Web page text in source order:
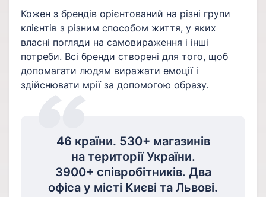
Кожен з брендів орієнтований на різні групи
клієнтів з різним способом життя, у яких
власні погляди на самовираження і інші
потреби. Всі бренди створені для того, щоб
допомагати людям виражати емоції і
здійснювати мрії за допомогою образу.
46 країни. 530+ магазинів
на території України.
3900+ співробітників. Два
офіса у місті Києві та Львові.